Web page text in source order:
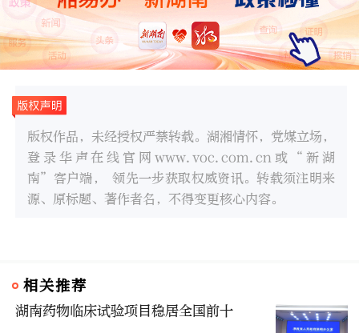
版权作品，未经授权严禁转载。湖湘情怀，党媒立场，
登录华声在线官网www.voc.com.cn或“新湖
南”客户端， 领先一步获取权威资讯。转载须注明来
源、原标题、著作者名，不得变更核心内容。
相关推荐
湖南药物临床试验项目稳居全国前十